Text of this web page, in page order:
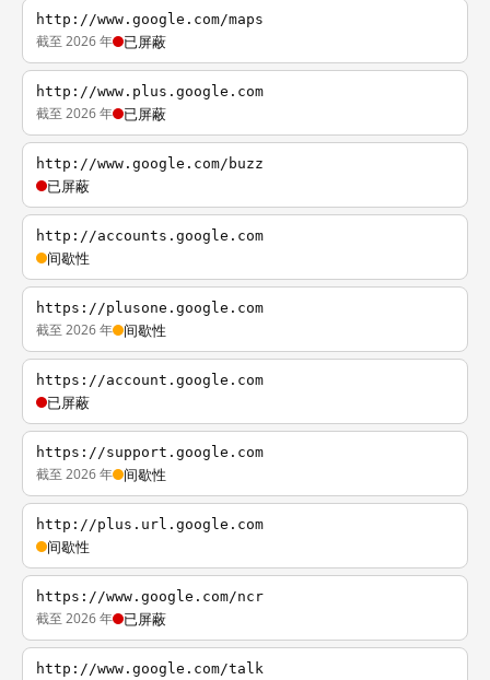
http://www.google.com/maps
截至 2026 年 已屏蔽
http://www.plus.google.com
截至 2026 年 已屏蔽
http://www.google.com/buzz
已屏蔽
http://accounts.google.com
间歇性
https://plusone.google.com
截至 2026 年 间歇性
https://account.google.com
已屏蔽
https://support.google.com
截至 2026 年 间歇性
http://plus.url.google.com
间歇性
https://www.google.com/ncr
截至 2026 年 已屏蔽
http://www.google.com/talk